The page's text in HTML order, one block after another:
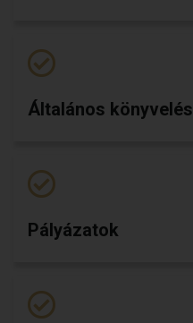
Általános könyvelés
Pályázatok